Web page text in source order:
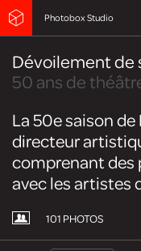
Photobox Studio
Dévoilement de
50 ans de
La 50e saison
directeur
comprenant des
avec les artistes
101 PHOTOS